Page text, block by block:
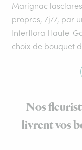
Marignac
propres, 7j/7, par
Interflora Haute-
choix de bouquet
Nos
livrent vos